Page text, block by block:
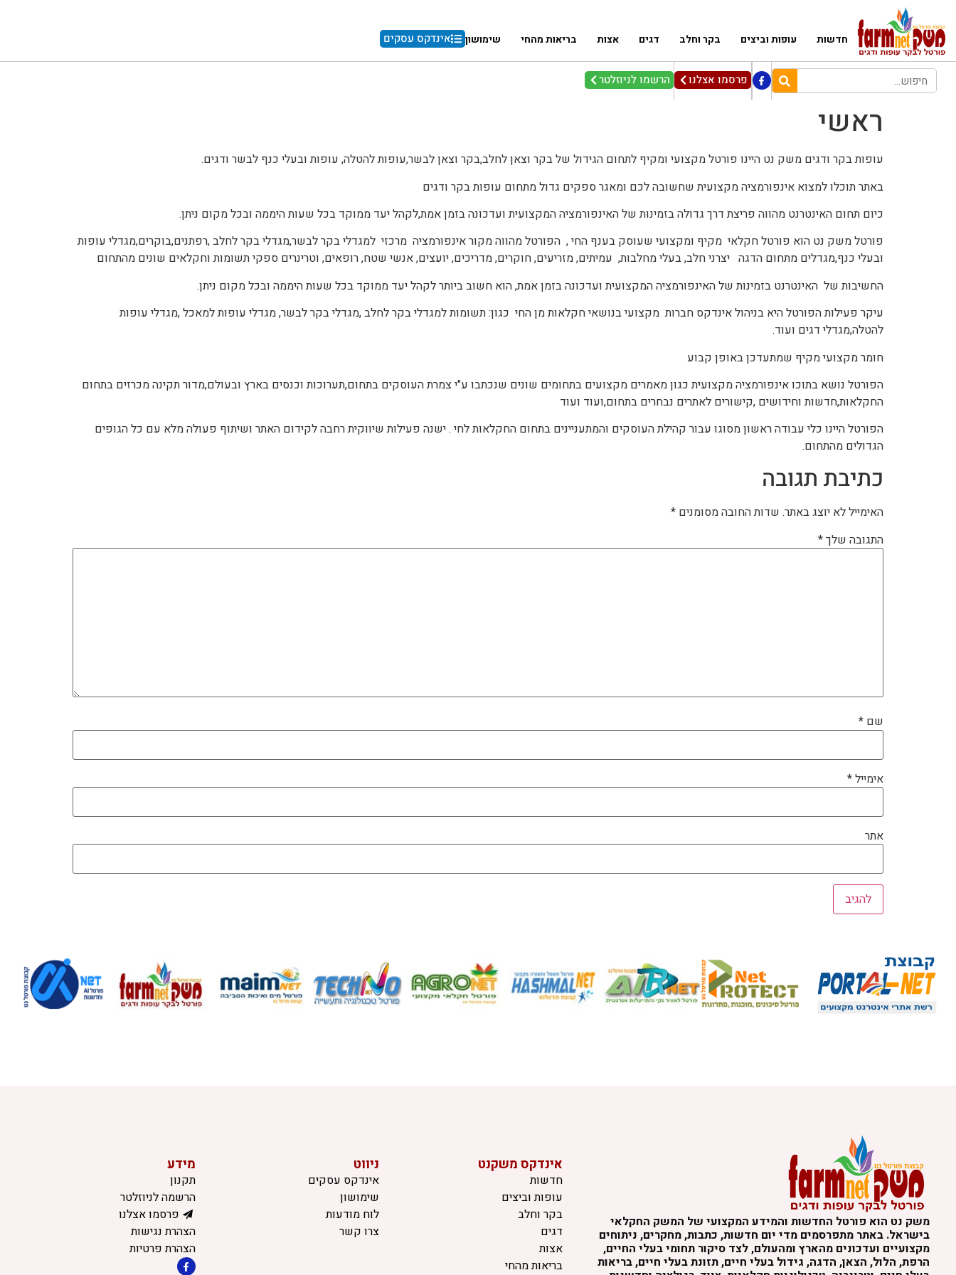
חדשות עופות וביצים בקר וחלב דגים אצות בריאות מהחי שימושון אינדקס עסקים
פרסמו אצלנו הרשמו לניוזלטר
ראשי
עופות בקר ודגים משק נט היינו פורטל מקצועי ומקיף לתחום הגידול של בקר וצאן לחלב,בקר וצאן לבשר,עופות להטלה, עופות ובעלי כנף לבשר ודגים.
באתר תוכלו למצוא אינפורמציה מקצועית שחשובה לכם ומאגר ספקים גדול מתחום עופות בקר ודגים
כיום תחום האינטרנט מהווה פריצת דרך גדולה בזמינות של האינפורמציה המקצועית ועדכונה בזמן אמת,לקהל יעד ממוקד בכל שעות היממה ובכל מקום ניתן.
פורטל משק נט הוא פורטל חקלאי מקיף ומקצועי שעוסק בענף החי , הפורטל מהווה מקור אינפורמציה מרכזי למגדלי בקר לבשר,מגדלי בקר לחלב ,רפתנים,בוקרים,מגדלי עופות
ובעלי כנף,מגדלים מתחום הדגה יצרני חלב, בעלי מחלבות, עמיתים, מזריעים, חוקרים, מדריכים, יועצים, אנשי שטח, רופאים, וטרינרים ספקי תשומות וחקלאים שונים מהתחום
החשיבות של האינטרנט בזמינות של האינפורמציה המקצועית ועדכונה בזמן אמת, הוא חשוב ביותר לקהל יעד ממוקד בכל שעות היממה ובכל מקום ניתן.
עיקר פעילות הפורטל היא בניהול אינדקס חברות מקצועי בנושאי חקלאות מן החי כגון: תשומות למגדלי בקר לחלב ,מגדלי בקר לבשר, מגדלי עופות למאכל ,מגדלי עופות
להטלה,מגדלי דגים ועוד.
חומר מקצועי מקיף שמתעדכן באופן קבוע
הפורטל נושא בתוכו אינפורמציה מקצועית כגון מאמרים מקצועים בתחומים שונים שנכתבו ע"י צמרת העוסקים בתחום,תערוכות וכנסים בארץ ובעולם,מדור תקינה מכרזים בתחום
החקלאות,חדשות וחידושים ,קישורים לאתרים נבחרים בתחום,ועוד ועוד
הפורטל היינו כלי עבודה ראשון מסוגו עבור קהילת העוסקים והמתעניינים בתחום החקלאות לחי . ישנה פעילות שיווקית רחבה לקידום האתר ושיתוף פעולה מלא עם כל הגופים
הגדולים מהתחום.
כתיבת תגובה
האימייל לא יוצג באתר. שדות החובה מסומנים *
התגובה שלך*
שם *
אימייל*
אתר
משק נט הוא פורטל החדשות והמידע המקצועי של המשק החקלאי
בישראל. באתר מתפרסמים מדי יום חדשות, כתבות, מחקרים, ניתוחים
מקצועיים ועדכונים מהארץ ומהעולם, לצד סיקור תחומי בעלי החיים,
הרפת, הלול, הצאן, הדגה, גידול בעלי חיים, תזונת בעלי חיים, בריאות
אינדקס משקנט
חדשות
עופות וביצים
בקר וחלב
דגים
אצות
בריאות מהחי
ניווט
אינדקס עסקים
שימושון
לוח מודעות
צרו קשר
מידע
תקנון
הרשמה לניוזלטר
פרסמו אצלנו
הצהרת נגישות
הצהרת פרטיות